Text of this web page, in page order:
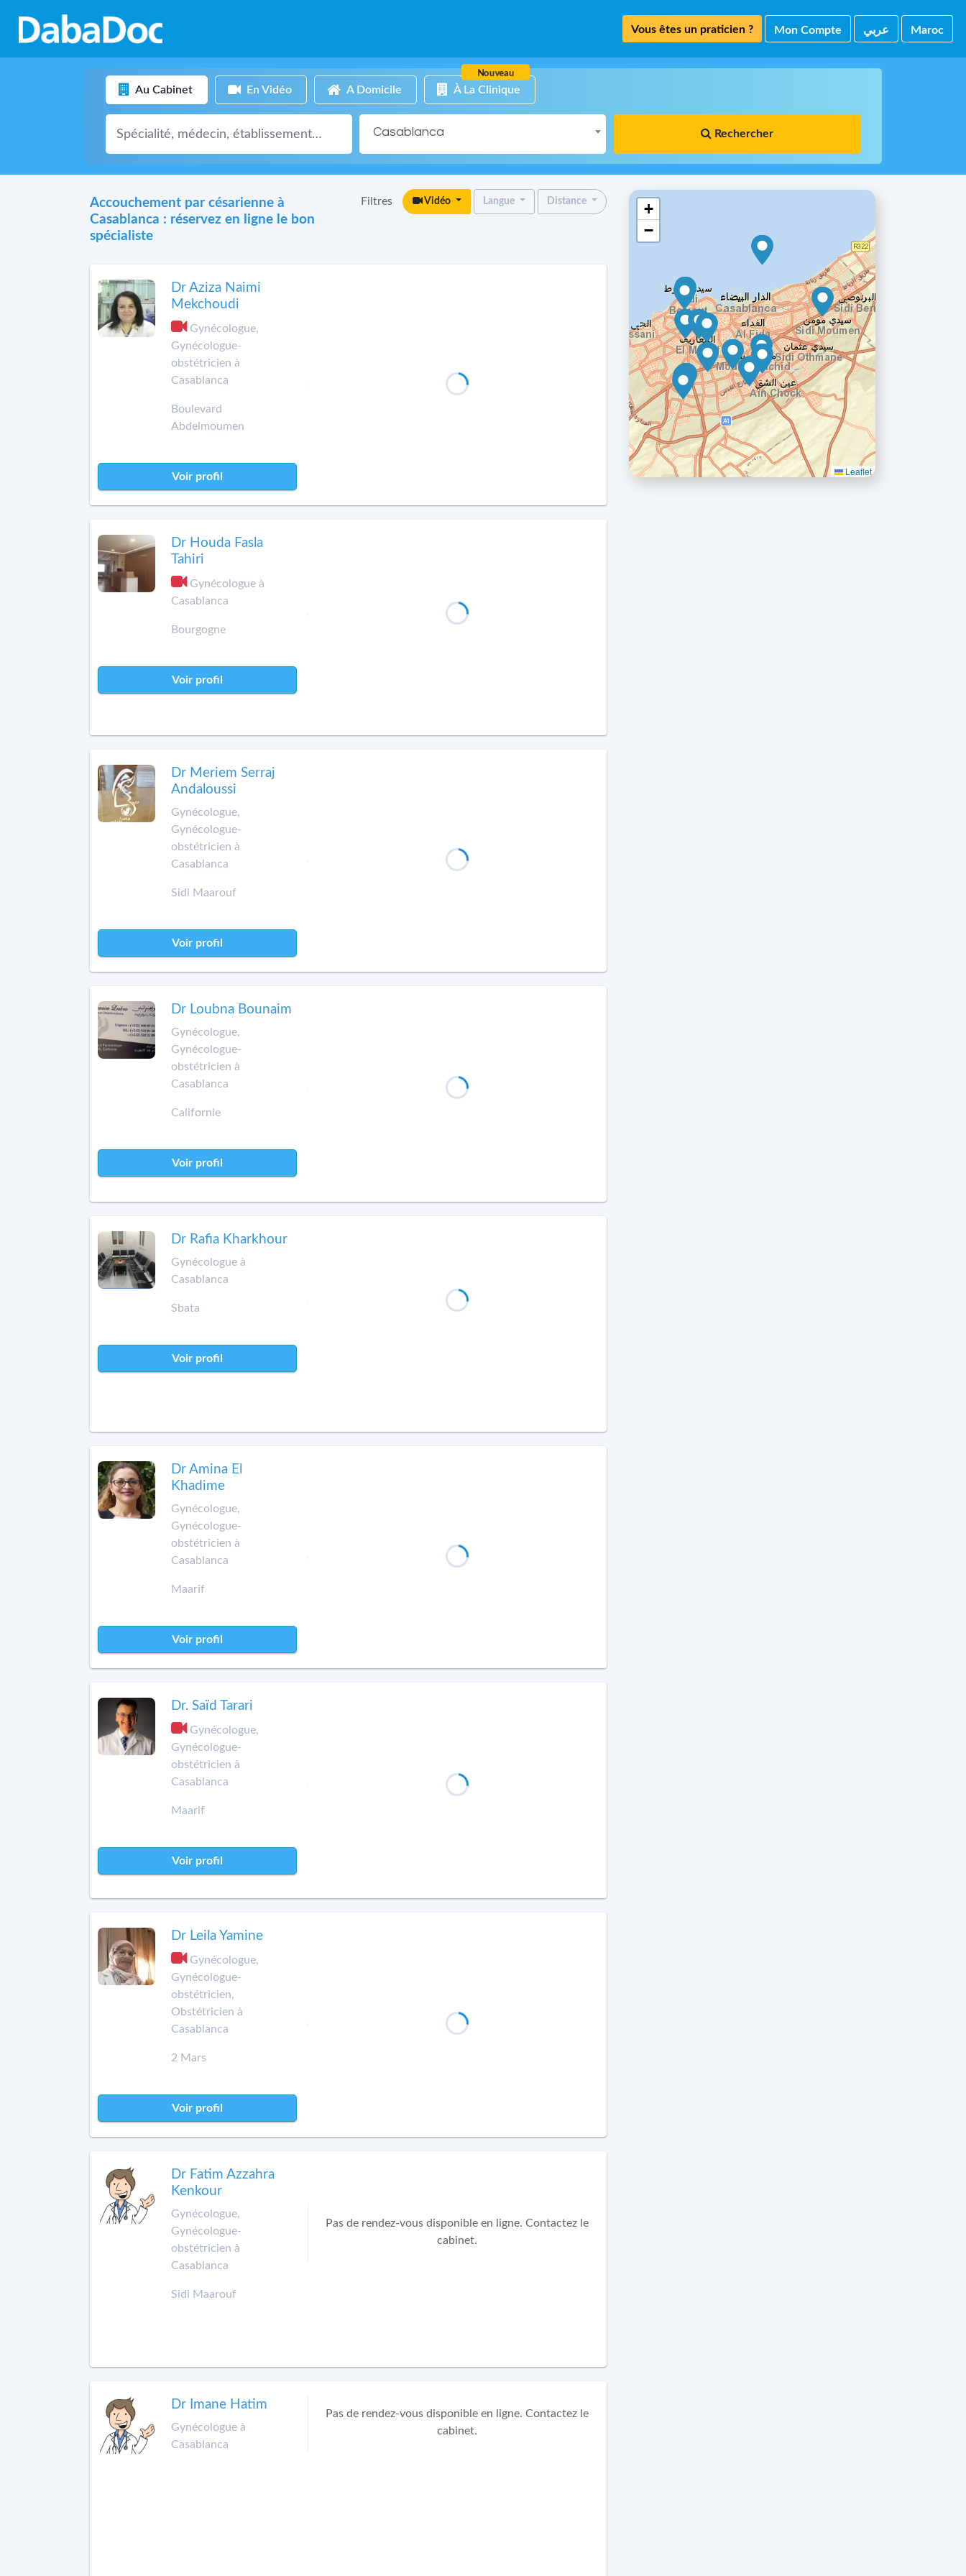
Vous êtes un praticien ? Mon Compte ﻋﺮﺑﻲ Maroc
Au Cabinet En Vidéo A Domicile À La Clinique
Nouveau
Casablanca Rechercher
Accouchement par césarienne à
Casablanca : réservez en ligne le bon
spécialiste
Filtres Vidéo Langue Distance
Dr Aziza Naimi
Mekchoudi
Gynécologue,
Gynécologue-
obstétricien à
Casablanca
Boulevard
Abdelmoumen
Voir profil
Dr Houda Fasla
Tahiri
Gynécologue à
Casablanca
Bourgogne
Voir profil
Dr Meriem Serraj
Andaloussi
Gynécologue,
Gynécologue-
obstétricien à
Casablanca
Sidi Maarouf
Voir profil
Dr Loubna Bounaim
Gynécologue,
Gynécologue-
obstétricien à
Casablanca
Californie
Voir profil
Dr Rafia Kharkhour
Gynécologue à
Casablanca
Sbata
Voir profil
Dr Amina El
Khadime
Gynécologue,
Gynécologue-
obstétricien à
Casablanca
Maarif
Voir profil
Dr. Saïd Tarari
Gynécologue,
Gynécologue-
obstétricien à
Casablanca
Maarif
Voir profil
Dr Leila Yamine
Gynécologue,
Gynécologue-
obstétricien,
Obstétricien à
Casablanca
2 Mars
Voir profil
Dr Fatim Azzahra
Kenkour
Gynécologue,
Gynécologue-
obstétricien à
Casablanca
Sidi Maarouf
Pas de rendez-vous disponible en ligne. Contactez le
cabinet.
Dr Imane Hatim
Gynécologue à
Casablanca
Pas de rendez-vous disponible en ligne. Contactez le
cabinet.
+
−
Leaflet